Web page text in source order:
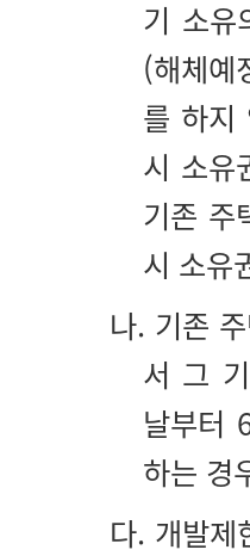
기 소유
(해체
를 하지
시 소유
기존 주
시 소유
나. 기존
서 그
날부터
하는 경
다. 개발